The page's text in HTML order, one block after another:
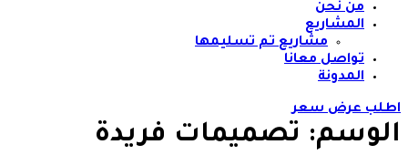
من نحن
المشاريع
مشاريع تم تسليمها
تواصل معانا
المدونة
اطلب عرض سعر
الوسم: تصميمات فريدة